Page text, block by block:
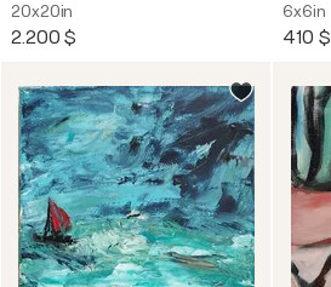
20x20in
2.200 $
6x6in
410 $